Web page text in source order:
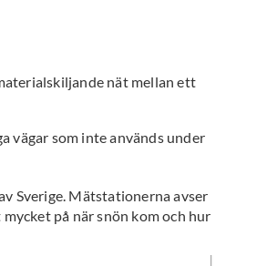
nät mellan ett
vägar som inte används under
Sverige. Mätstationerna avser
på när snön kom och hur